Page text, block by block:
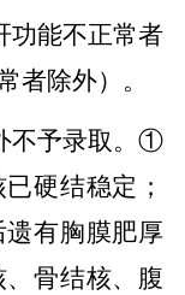
功能不正常者
者除外）。
不予录取。①
硬结稳定；
有胸膜肥厚
骨结核、腹